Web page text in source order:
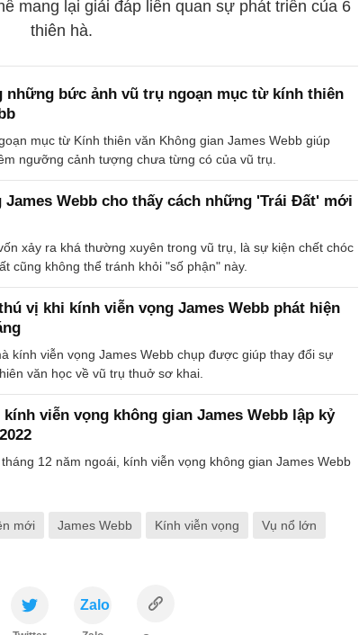
mang lại giải đáp liên quan sự phát triển của 6
thiên hà.
những bức ảnh vũ trụ ngoạn mục từ kính thiên
mục từ Kính thiên văn Không gian James Webb giúp
ngưỡng cảnh tượng chưa từng có của vũ trụ.
James Webb cho thấy cách những 'Trái Đất' mới
xảy ra khá thường xuyên trong vũ trụ, là sự kiện chết chóc
cũng không thể tránh khỏi "số phận" này.
vị khi kính viễn vọng James Webb phát hiện
kính viễn vọng James Webb chụp được giúp thay đổi sự
văn học về vũ trụ thuở sơ khai.
viễn vọng không gian James Webb lập kỷ
12 năm ngoái, kính viễn vọng không gian James Webb
mới James Webb Kính viễn vọng Vụ nổ lớn
Zalo